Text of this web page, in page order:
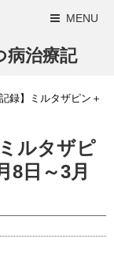
MENU
病治療記
録】ミルタザピン＋
ルタザピ
8日～3月